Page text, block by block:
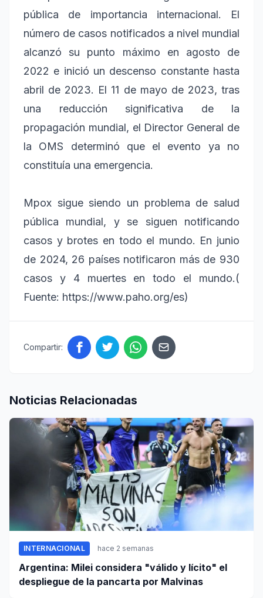
pública de importancia internacional. El
número de casos notificados a nivel mundial
alcanzó su punto máximo en agosto de
2022 e inició un descenso constante hasta
abril de 2023. El 11 de mayo de 2023, tras
una reducción significativa de la
propagación mundial, el Director General de
la OMS determinó que el evento ya no
constituía una emergencia.
Mpox sigue siendo un problema de salud
pública mundial, y se siguen notificando
casos y brotes en todo el mundo. En junio
de 2024, 26 países notificaron más de 930
casos y 4 muertes en todo el mundo.(
Fuente: https://www.paho.org/es)
Compartir:
Noticias Relacionadas
INTERNACIONAL hace 2 semanas
Argentina: Milei considera "válido y lícito" el
despliegue de la pancarta por Malvinas